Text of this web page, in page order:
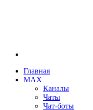
Главная
MAX
Каналы
Чаты
Чат-боты